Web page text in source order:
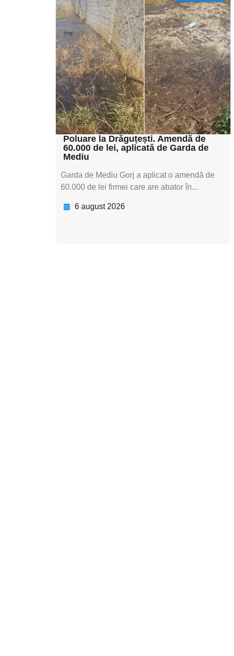
Adaugă aici textul
pentru
subtitluAdaugă aici
textul pentru
subtitluAdaugă aici
textul pentru
subtitluAdaugă aici
textul pentru subti
Poluare la Drăguțești. Amendă de
60.000 de lei, aplicată de Garda de
Mediu
Garda de Mediu Gorj a aplicat o amendă de
60.000 de lei firmei care are abator în...
6 august 2026